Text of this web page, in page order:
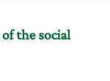
the social